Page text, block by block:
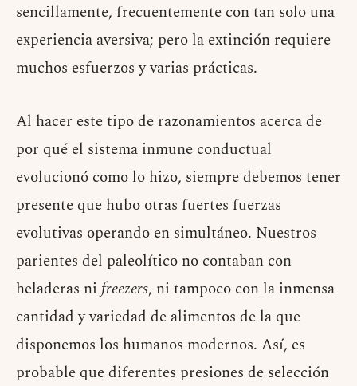
sencillamente, frecuentemente con tan solo una
experiencia aversiva; pero la extinción requiere
muchos esfuerzos y varias prácticas.
Al hacer este tipo de razonamientos acerca de
por qué el sistema inmune conductual
evolucionó como lo hizo, siempre debemos tener
presente que hubo otras fuertes fuerzas
evolutivas operando en simultáneo. Nuestros
parientes del paleolítico no contaban con
heladeras nifreezers, ni tampoco con la inmensa
cantidad y variedad de alimentos de la que
disponemos los humanos modernos. Así, es
probable que diferentes presiones de selección